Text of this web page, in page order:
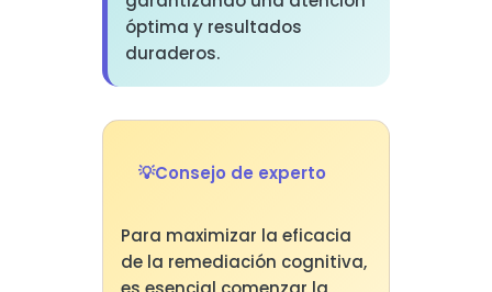
óptima y resultados
duraderos.
Consejo de experto
Para maximizar la eficacia
de la remediación cognitiva,